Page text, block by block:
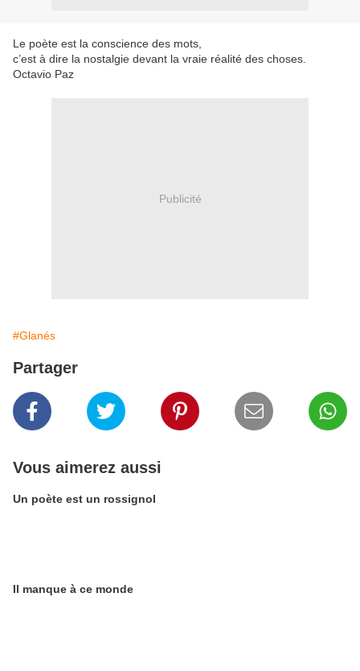
Le poète est la conscience des mots,
c’est à dire la nostalgie devant la vraie réalité des choses.
Octavio Paz
Publicité
#Glanés
Partager
Vous aimerez aussi
Un poète est un rossignol
Il manque à ce monde